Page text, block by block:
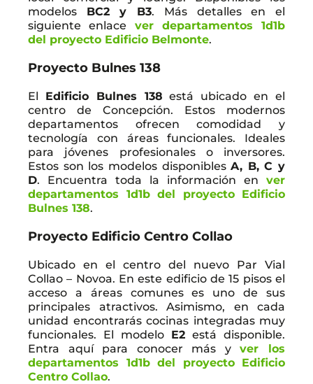
modelos BC2 y B3. Más detalles en el
siguiente enlace ver departamentos 1d1b
del proyecto Edificio Belmonte.
Proyecto Bulnes 138
El Edificio Bulnes 138 está ubicado en el
centro de Concepción. Estos modernos
departamentos ofrecen comodidad y
tecnología con áreas funcionales. Ideales
para jóvenes profesionales o inversores.
Estos son los modelos disponiblesA, B, C y
D. Encuentra toda la información en ver
departamentos 1d1b del proyecto Edificio
Bulnes 138.
Proyecto Edificio Centro Collao
Ubicado en el centro del nuevo Par Vial
Collao – Novoa. En este edificio de 15 pisos el
acceso a áreas comunes es uno de sus
principales atractivos. Asimismo, en cada
unidad encontrarás cocinas integradas muy
funcionales. El modelo E2 está disponible.
Entra aquí para conocer más yver los
departamentos 1d1b del proyecto Edificio
Centro Collao.